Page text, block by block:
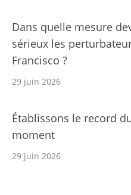
Dans quelle mesure
sérieux les
Francisco ?
29 juin 2026
Établissons le record
moment
29 juin 2026